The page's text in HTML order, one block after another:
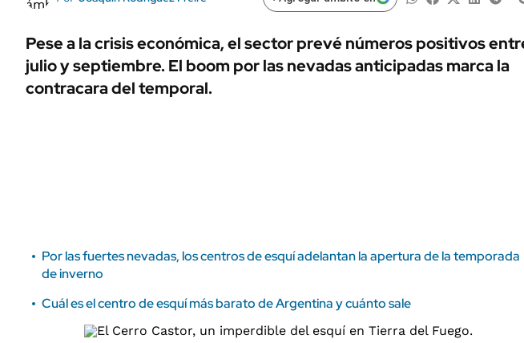
ÁMBITO DEBATE
URUGUAY
AUTOS
Pese a la crisis económica, el sector prevé números positivos
julio y septiembre. El boom por las nevadas anticipadas marca la
contracara del temporal.
Por las fuertes nevadas, los centros de esquí adelantan la apertura de la temporada
de inverno
Cuál es el centro de esquí más barato de Argentina y cuánto sale